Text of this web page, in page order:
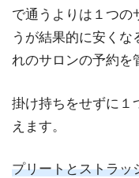
で通うよりは１つの
うが結果的に安く
れのサロンの予約を
掛け持ちをせずに１
えます。
プリートとストラッ